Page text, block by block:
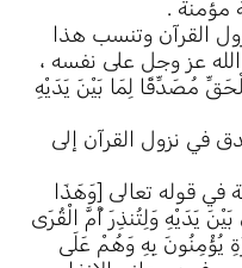
مؤمنة .
القرآن وتنسب هذا
عز وجل على نفسه ،
مُصَدِّقًا لِمَا بَيْنَ يَدَيْهِ
في نزول القرآن إلى
في قوله تعالى [وَهَذَا
يَدَيْهِ وَلِتُنذِرَ أُمَّ الْقُرَى
يُؤْمِنُونَ بِهِ وَهُمْ عَلَى